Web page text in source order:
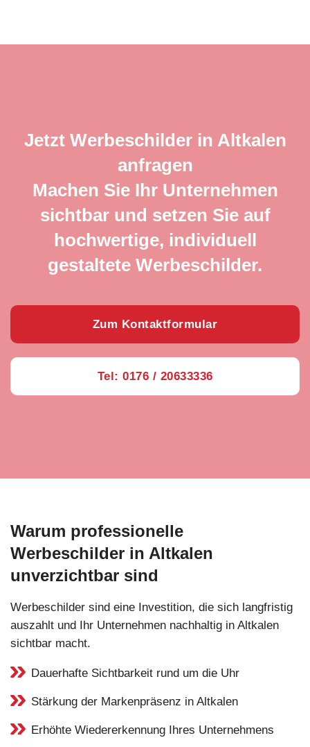
Jetzt Werbeschilder in Altkalen
anfragen
Machen Sie Ihr Unternehmen
sichtbar und setzen Sie auf
hochwertige, individuell
gestaltete Werbeschilder.
Zum Kontaktformular
Tel: 0176 / 20633336
Warum professionelle
Werbeschilder in Altkalen
unverzichtbar sind
Werbeschilder sind eine Investition, die sich langfristig
auszahlt und Ihr Unternehmen nachhaltig in Altkalen
sichtbar macht.
Dauerhafte Sichtbarkeit rund um die Uhr
Stärkung der Markenpräsenz in Altkalen
Erhöhte Wiedererkennung Ihres Unternehmens